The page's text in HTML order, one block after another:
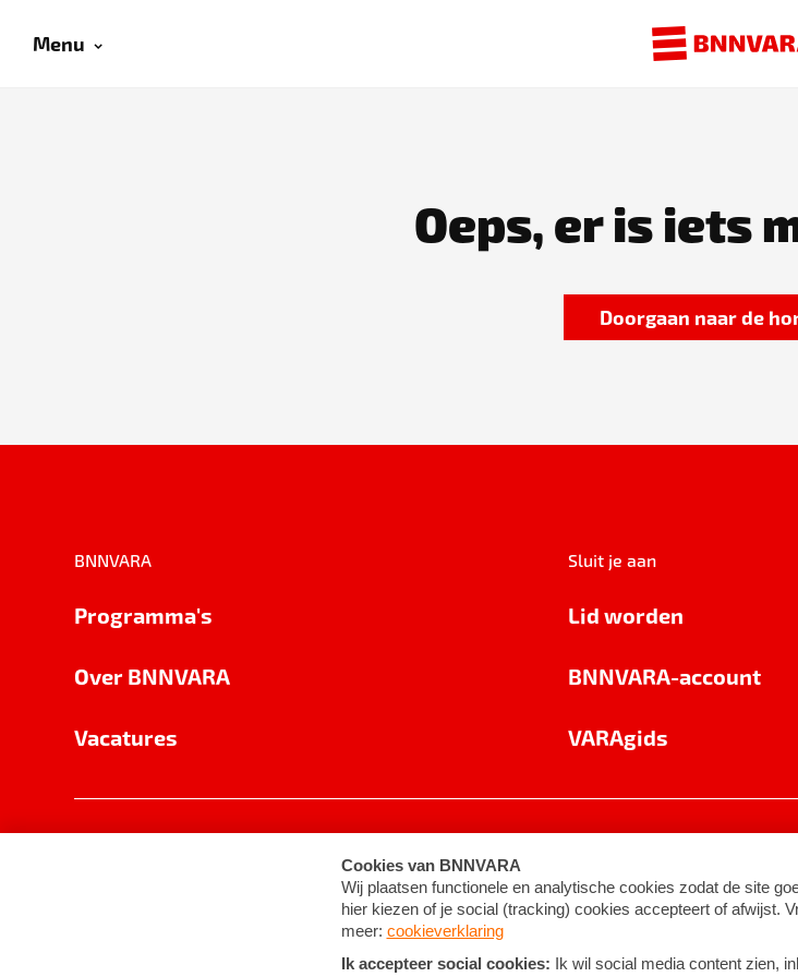
Menu
Oeps, er is iets
Doorgaan naar de
BNNVARA
Programma's
Over BNNVARA
Vacatures
Sluit je aan
Lid worden
BNNVARA-account
VARAgids
Cookie-instellingen Algemene voorwaarden ©2026BNNVARA